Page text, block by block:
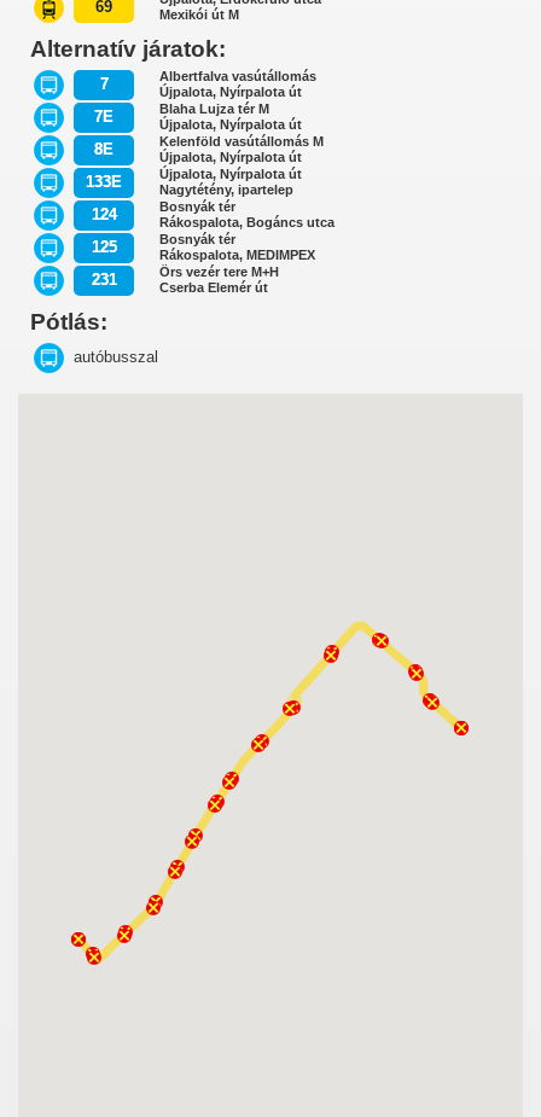
69
Mexikói út M
Alternatív járatok:
7
Albertfalva vasútállomás
Újpalota, Nyírpalota út
7E
Blaha Lujza tér M
Újpalota, Nyírpalota út
8E
Kelenföld vasútállomás M
Újpalota, Nyírpalota út
133E
Újpalota, Nyírpalota út
Nagytétény, ipartelep
124
Bosnyák tér
Rákospalota, Bogáncs utca
125
Bosnyák tér
Rákospalota, MEDIMPEX
231
Örs vezér tere M+H
Cserba Elemér út
Pótlás:
autóbusszal